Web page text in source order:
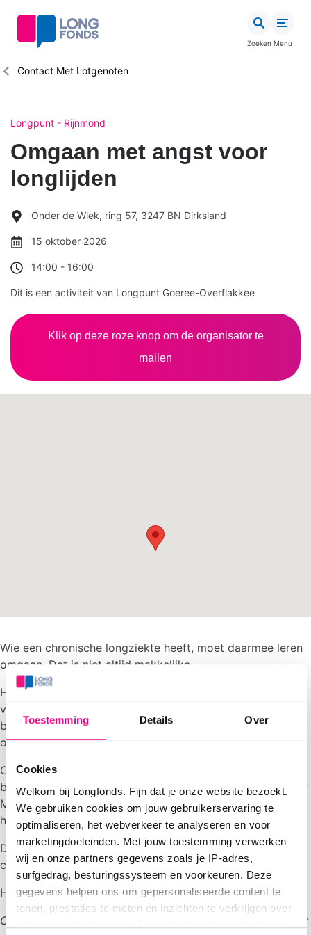
Toestemming Details Over
Cookies
Welkom bij Longfonds. Fijn dat je onze website bezoekt.
We gebruiken cookies om jouw gebruikerservaring te
optimaliseren, het webverkeer te analyseren en voor
marketingdoeleinden. Met jouw toestemming verwerken
wij en onze partners gegevens zoals je IP-adres,
surfgedrag, besturingssysteem en voorkeuren. Deze
gegevens helpen ons om gepersonaliseerde content te
tonen, prestaties te meten en inzichten te verkrijgen over
onze websitebezoekers. Je kunt je toestemming op elk
inhoud
Zoeken Menu
Kruimelpad
Contact Met Lotgenoten
Longpunt - Rijnmond
Omgaan met angst voor
longlijden
Onder de Wiek, ring 57, 3247 BN Dirksland
15 oktober 2026
14:00 - 16:00
Dit is een activiteit van Longpunt Goeree-Overflakkee
Klik op deze roze knop om de organisator te
mailen
Wie een chronische longziekte heeft, moet daarmee leren
omgaan. Dat is niet altijd makkelijke.
Het is voor iedereen anders. Gevoelens van frustratie,
verdriet, somberheid of onzekerheid zijn daarbij
begrijpelijk en heel normaal. Een ziekte die niet meer
overgaat, kan veel emoties losmaken.
Op donderdag 15 oktober gaan we het hier over hebben
bij Longpunt Goeree-Overflakkee. Samen met gastspreker
Marije van Werkhoven, praktijkondersteuner GGZ, wordt
het een mooie middag.
De zaal is open vanaf 13.45. Deelname, parkeren en
consumpties zijn gratis.
Heeft u vragen? mail naar secretariaat@deltadokters.nl
Contactgegevens mogen uitsluitend gebruikt worden voor